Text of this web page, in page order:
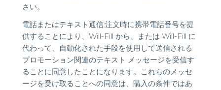
さい。
電話またはテキスト通信:注文時に携帯電話番号を提
供することにより、Will-Fill から、または Will-Fill に
代わって、自動化された手段を使用して送信される
プロモーション関連のテキスト メッセージを受信す
ることに同意したことになります。これらのメッセ
ージを受け取ることへの同意は、購入の条件ではあ